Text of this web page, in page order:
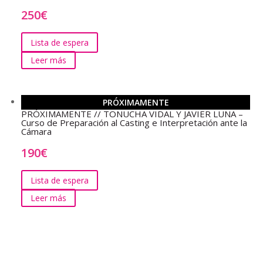
250€
Lista de espera
Leer más
PRÓXIMAMENTE
PRÓXIMAMENTE // TONUCHA VIDAL Y JAVIER LUNA –
Curso de Preparación al Casting e Interpretación ante la
Cámara
190€
Lista de espera
Leer más